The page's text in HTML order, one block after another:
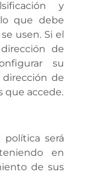
y
que debe
usen. Si el
de
su
de
que accede.
será
en
de sus